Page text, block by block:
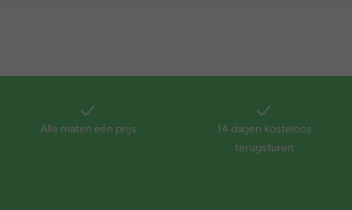
Alle maten één prijs
14 dagen kosteloos
terugsturen